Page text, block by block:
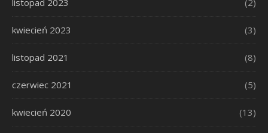
listopad 2023 (2)
kwiecień 2023 (3)
listopad 2021 (8)
czerwiec 2021 (5)
kwiecień 2020 (13)